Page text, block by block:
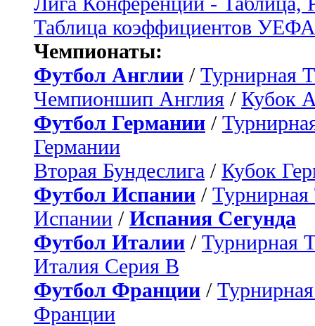
Таблица коэффициентов УЕФА
Чемпионаты:
Футбол Англии / Турнирная
Чемпионшип Англия / Кубок
Футбол Германии /
Германии
Вторая Бундеслига / Кубок
Футбол Испании / Турнирная
Испании / Испания Сегунда
Футбол Италии / Турнирная
Италия Серия B
Футбол Франции /
Франции